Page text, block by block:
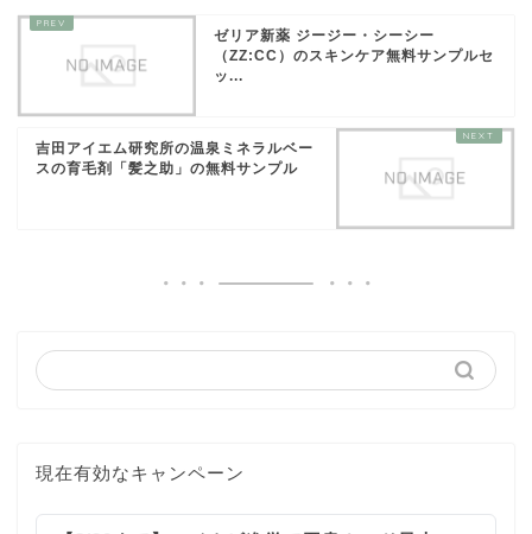
ゼリア新薬 ジージー・シーシー
（ZZ:CC）のスキンケア無料サンプルセ
ッ...
吉田アイエム研究所の温泉ミネラルベー
スの育毛剤「髪之助」の無料サンプル
現在有効なキャンペーン